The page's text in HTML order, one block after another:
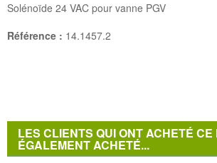
Solénoïde 24 VAC pour vanne PGV
Référence : 14.1457.2
LES CLIENTS QUI ONT ACHETÉ CE
ÉGALEMENT ACHETÉ...